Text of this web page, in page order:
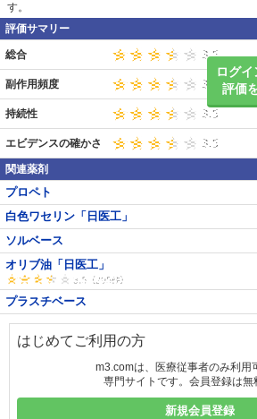
す。
評価サマリー
ログイ
評価
総合
副作用頻度
持続性
エビデンスの確かさ
関連薬剤
プロペト
白色ワセリン「日医工」
ソルベース
オリブ油「日医工」
プラスチベース
はじめてご利用の方
m3.comは、医療従事者のみ利用
専門サイトです。会員登録は無
新規会員登録